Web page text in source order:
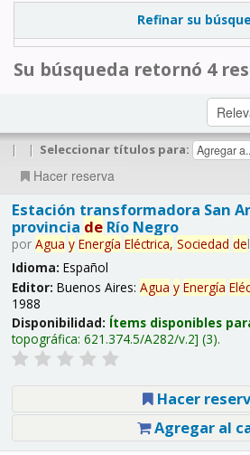
Refinar su
Su búsqueda retornó 4
| | Seleccionar títulos para:
Hacer reserva
Estación transformadora San
provincia deRío Negro
por Agua y Energía Eléctrica, Sociedad del
Idioma: Español
Editor: Buenos Aires: Agua y Energía
1988
Disponibilidad: Ítems disponibles
topográfica: 621.374.5/A282/v.2 (3).
Hacer
Agregar al